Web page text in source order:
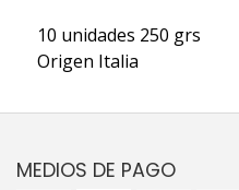
10 unidades 250 grs
Origen Italia
MEDIOS DE PAGO